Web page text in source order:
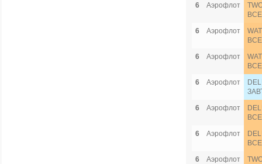
6
Аэрофлот
6
Аэрофлот
6
Аэрофлот
6
Аэрофлот
6
Аэрофлот
6
Аэрофлот
6
Аэрофлот